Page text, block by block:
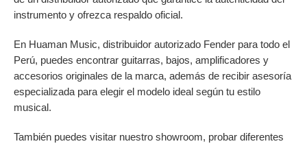
instrumento y ofrezca respaldo oficial.
En Huaman Music, distribuidor autorizado Fender para todo el
Perú, puedes encontrar guitarras, bajos, amplificadores y
accesorios originales de la marca, además de recibir asesoría
especializada para elegir el modelo ideal según tu estilo
musical.
También puedes visitar nuestro showroom, probar diferentes